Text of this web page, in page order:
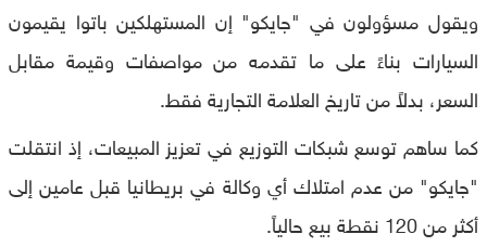
ويقول مسؤولون في "جايكو" إن المستهلكين باتوا يقيمون
السيارات بناءً على ما تقدمه من مواصفات وقيمة مقابل
السعر، بدلاً من تاريخ العلامة التجارية فقط.
كما ساهم توسع شبكات التوزيع في تعزيز المبيعات، إذ انتقلت
"جايكو" من عدم امتلاك أي وكالة في بريطانيا قبل عامين إلى
أكثر من 120 نقطة بيع حالياً.